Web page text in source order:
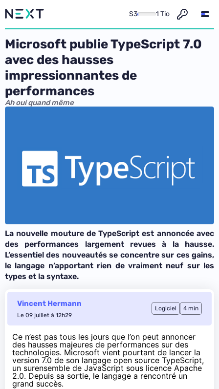
S3 1 Tio
Microsoft publie TypeScript 7.0
avec des hausses
impressionnantes de
performances
Ah oui quand même
La nouvelle mouture de TypeScript est annoncée avec
des performances largement revues à la hausse.
L’essentiel des nouveautés se concentre sur ces gains,
le langage n’apportant rien de vraiment neuf sur les
types et la syntaxe.
Vincent Hermann
Le 09 juillet à 12h29
Logiciel 4 min
Ce n’est pas tous les jours que l’on peut annoncer
des hausses majeures de performances sur des
technologies. Microsoft vient pourtant de lancer la
version 7.0 de son langage open source TypeScript,
un surensemble de JavaScript sous licence Apache
2.0. Depuis sa sortie, le langage a rencontré un
grand succès.